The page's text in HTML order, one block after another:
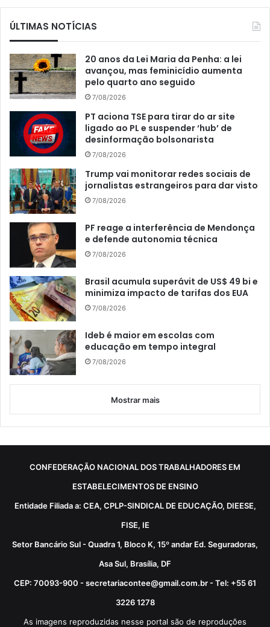
ÚLTIMAS NOTÍCIAS
20 anos da Lei Maria da Penha: a lei
avançou, mas feminicídio aumenta
pelo quarto ano seguido
7/08/2026
PT aciona TSE para tirar do ar site
ligado ao PL e suspender ‘hub’ de
desinformação bolsonarista
7/08/2026
Trump vai monitorar redes sociais de
jornalistas estrangeiros para dar visto
7/08/2026
PF reage a interferência de Mendonça
e defende autonomia técnica
7/08/2026
Brasil acumula superávit de US$ 49 bi e
minimiza impacto de tarifas dos EUA
7/08/2026
Ideb é maior em escolas com
educação em tempo integral
7/08/2026
Mostrar mais
CONFEDERAÇÃO NACIONAL DOS TRABALHADORES EM
ESTABELECIMENTOS DE ENSINO
Entidade Filiada a: CEA, CPLP-SINDICAL DE EDUCAÇÃO, DIEESE,
FISE, IE
Setor Bancário Sul - Quadra 1, Bloco K, 15º andar Ed. Seguradoras,
Asa Sul, Brasília, DF
CEP: 70093-900 - secretariacontee@gmail.com.br - Tel: +55 61
3226 1278
As imagens reproduzidas nesse portal são de reproduções